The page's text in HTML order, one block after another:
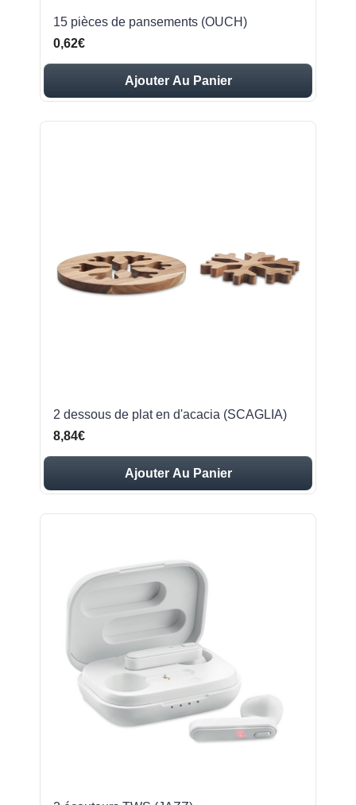
15 pièces de pansements (OUCH)
0,62€
Ajouter Au Panier
2 dessous de plat en d'acacia (SCAGLIA)
8,84€
Ajouter Au Panier